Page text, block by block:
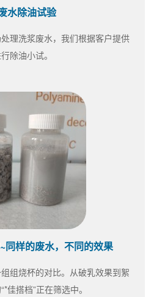
水除油试验
理洗浆废水，我们根据客户提供
除油小试。
同样的废水，不同的效果
组烧杯的对比。从破乳效果到絮
佳搭档”正在筛选中。